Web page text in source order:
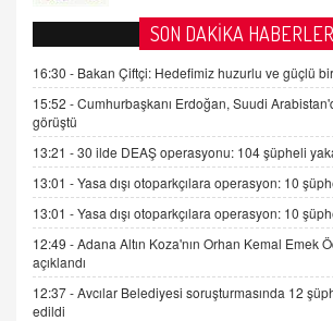
FARUK ÖNALAN
Tezkere Onaylanmasaydı…
2 Kasım 2021 Salı 00:11
AV. DOĞAN CAN DOĞAN
Kişisel verilerin korunması
gelişimi
15.09.2025 16:17
SEHER EREK
9.12.2025 10:11
SON DAKİKA
16:30 - Bakan Çiftçi: Hedefimiz huzurlu ve güçlü
15:52 -Cumhurbaşkanı Erdoğan, Suudi
görüştü
13:21 -30 ilde DEAŞ operasyonu: 104 şüpheli
13:01 -Yasa dışı otoparkçılara operasyon: 10
13:01 -Yasa dışı otoparkçılara operasyon: 10
12:49 -Adana Altın Koza'nın Orhan Kemal Emek
açıklandı
12:37 -Avcılar Belediyesi soruşturmasında 12
edildi